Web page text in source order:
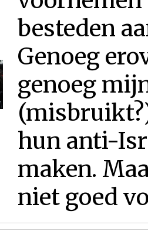
besteden
Genoeg
genoeg
hun anti-
maken.
niet goed